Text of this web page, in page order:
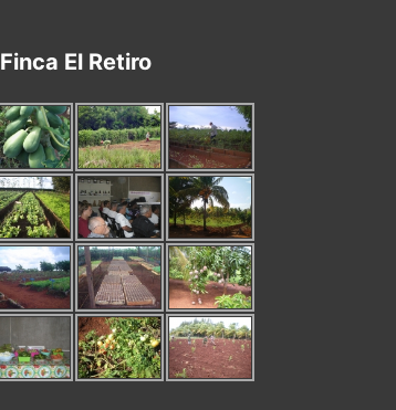
Finca El Retiro